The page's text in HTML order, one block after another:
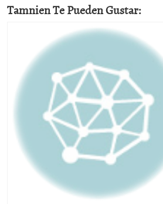
compras 24 de
a los costes 21 de
¿Cuánto cuesta un
Tamnien Te Pueden Gustar: